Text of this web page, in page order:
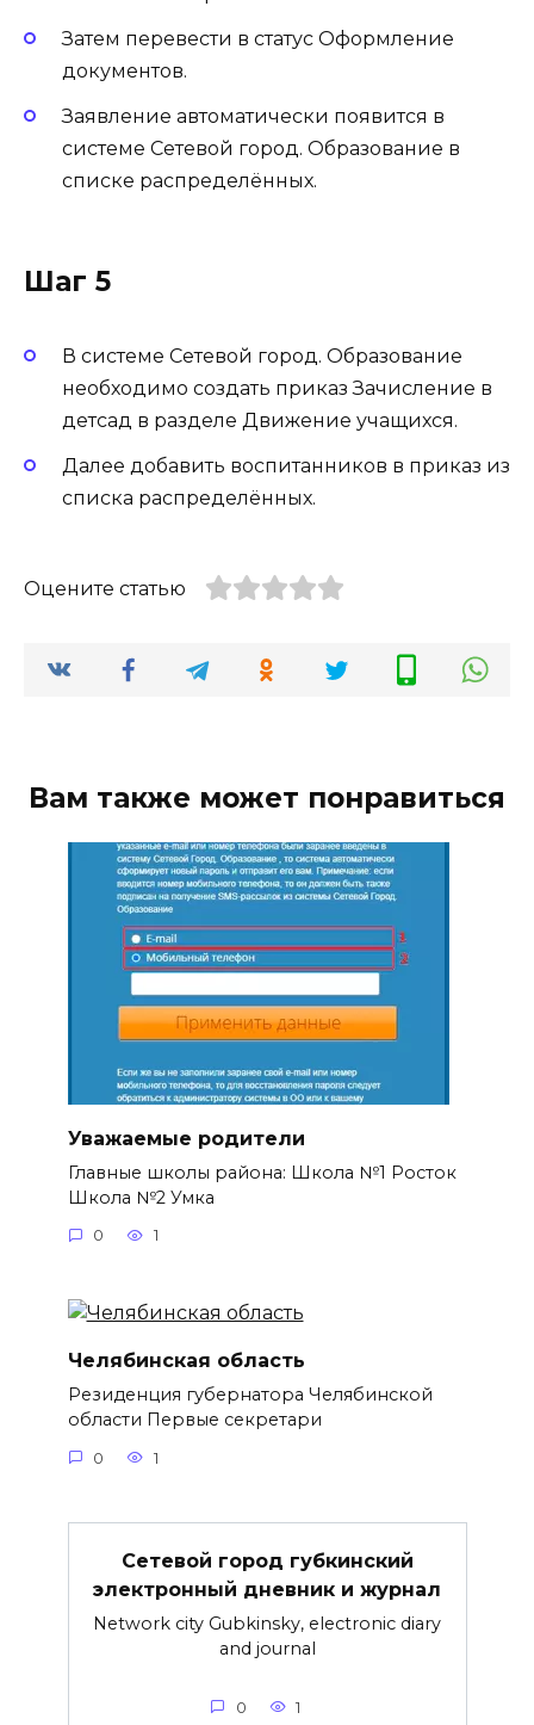
Затем перевести в статус Оформление
документов.
Заявление автоматически появится в
системе Сетевой город. Образование в
списке распределённых.
Шаг 5
В системе Сетевой город. Образование
необходимо создать приказ Зачисление в
детсад в разделе Движение учащихся.
Далее добавить воспитанников в приказ из
списка распределённых.
Оцените статью
Вам также может понравиться
Уважаемые родители
Главные школы района: Школа №1 Росток
Школа №2 Умка
0 1
Челябинская область
Резиденция губернатора Челябинской
области Первые секретари
0 1
Сетевой город губкинский
электронный дневник и журнал
Network city Gubkinsky, electronic diary
and journal
0 1